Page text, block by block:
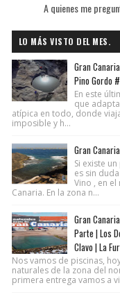
A quienes me preguntan la
LO MÁS VISTO DEL MES.
Gran
Pino Gordo
En este
que
atípica en todo, donde
imposible y h...
Gran
Si existe
es sin
Vino , en
Canaria. En la zona n...
Gran
Parte | Los
Clavo | La
Nos vamos de piscinas,
naturales de la zona del
primera entrega vamos a